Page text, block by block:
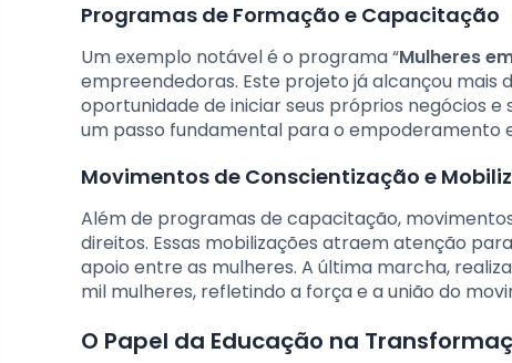
Programas de Formação e Capacitação
Um exemplo notável é o programa “Mulheres
empreendedoras. Este projeto já alcançou mais
oportunidade de iniciar seus próprios negócios
um passo fundamental para o empoderamento
Movimentos de Conscientização e
Além de programas de capacitação,
direitos. Essas mobilizações atraem atenção
apoio entre as mulheres. A última marcha,
mil mulheres, refletindo a força e a união do
O Papel da Educação na